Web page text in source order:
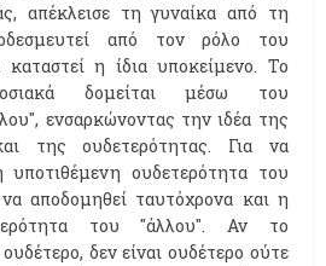
απέκλεισε τη γυναίκα από τη
από τον ρόλο του
καταστεί η ίδια υποκείμενο. Το
δομείται μέσω του
ενσαρκώνοντας την ιδέα της
της ουδετερότητας. Για να
ουδετερότητα του
αποδομηθεί ταυτόχρονα και η
του ''άλλου''. Αν το
δεν είναι ουδέτερο ούτε